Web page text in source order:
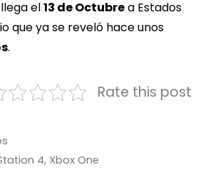
llega el13 de Octubrea Estados
que ya se reveló hace unos
.
Rate this post
4, Xbox One